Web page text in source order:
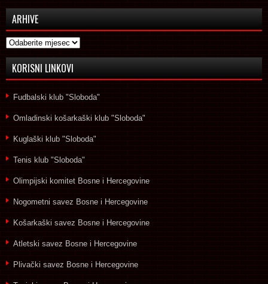
ARHIVE
Arhive
KORISNI LINKOVI
Fudbalski klub "Sloboda"
Omladinski košarkaški klub "Sloboda"
Kuglaški klub "Sloboda"
Tenis klub "Sloboda"
Olimpijski komitet Bosne i Hercegovine
Nogometni savez Bosne i Hercegovine
Košarkaški savez Bosne i Hercegovine
Atletski savez Bosne i Hercegovine
Plivački savez Bosne i Hercegovine